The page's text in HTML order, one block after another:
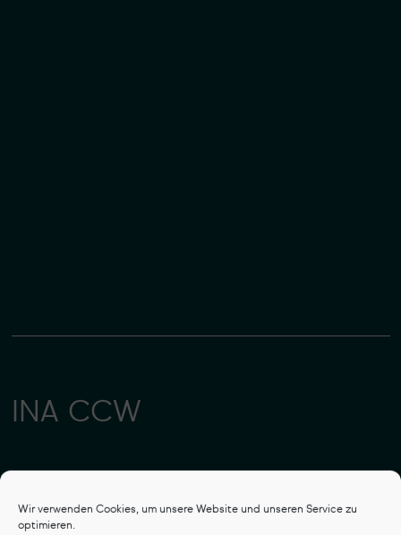
Wir verwenden Cookies, um unsere Website und unseren Service zu
optimieren.
INA CCW
Coaching